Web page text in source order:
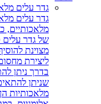
גדר עלים
גדר עלים
מלאכותיים,
של גדר עלים
מצוינת
ליצירת
בדרך ניתן
שניתן
מלאכותיות